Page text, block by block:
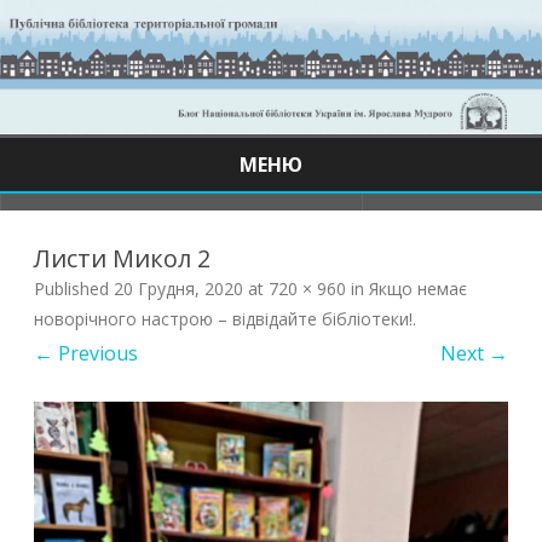
МЕНЮ
Листи Микол 2
Published 20 Грудня, 2020 at 720 × 960 in Якщо немає
новорічного настрою – відвідайте бібліотеки!.
← Previous Next →